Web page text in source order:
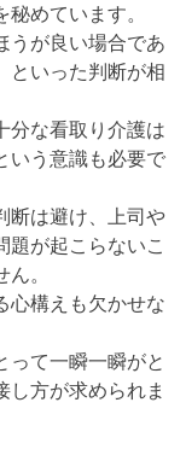
めています。
うが良い場合であ
といった判断が相
分な看取り介護は
いう意識も必要で
断は避け、上司や
題が起こらないこ
。
心構えも欠かせな
って一瞬一瞬がと
し方が求められま